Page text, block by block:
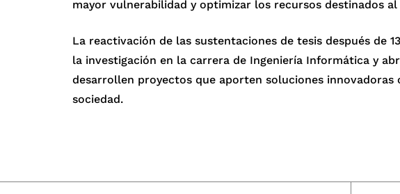
mayor vulnerabilidad y optimizar los recursos destinados
La reactivación de las sustentaciones de tesis después de
la investigación en la carrera de Ingeniería Informática y
desarrollen proyectos que aporten soluciones innovadoras
sociedad.